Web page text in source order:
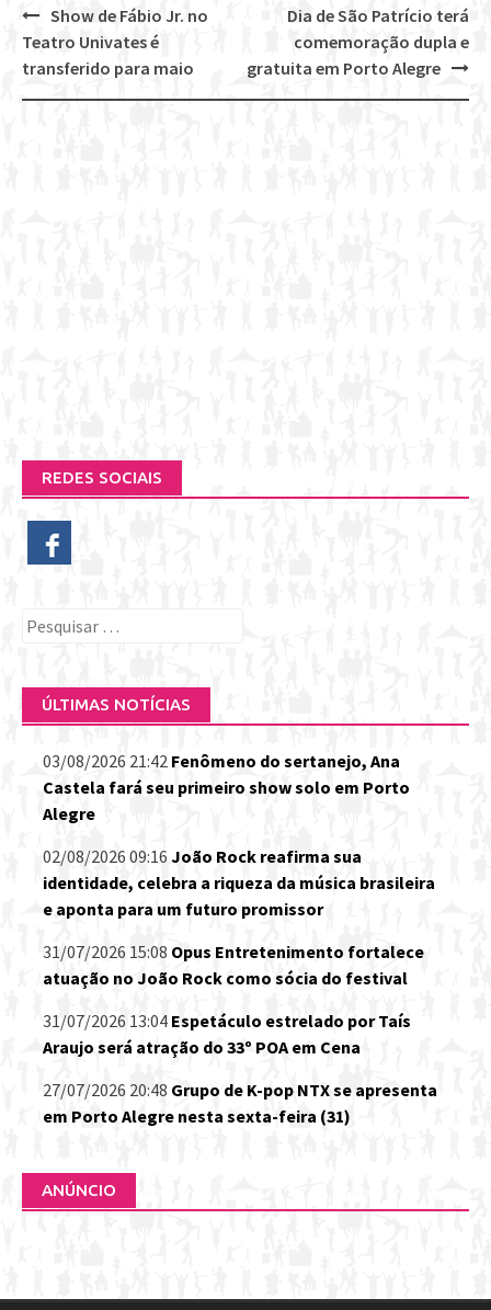
Post
navigation
Dia de São Patrício terá
comemoração dupla e
gratuita em Porto Alegre
Show de Fábio Jr. no
Teatro Univates é
transferido para maio
REDES SOCIAIS
Pesquisar
ÚLTIMAS NOTÍCIAS
03/08/2026 21:42 Fenômeno do sertanejo, Ana
Castela fará seu primeiro show solo em Porto
Alegre
02/08/2026 09:16 João Rock reafirma sua
identidade, celebra a riqueza da música brasileira
e aponta para um futuro promissor
31/07/2026 15:08 Opus Entretenimento fortalece
atuação no João Rock como sócia do festival
31/07/2026 13:04 Espetáculo estrelado por Taís
Araujo será atração do 33º POA em Cena
27/07/2026 20:48 Grupo de K-pop NTX se apresenta
em Porto Alegre nesta sexta-feira (31)
ANÚNCIO